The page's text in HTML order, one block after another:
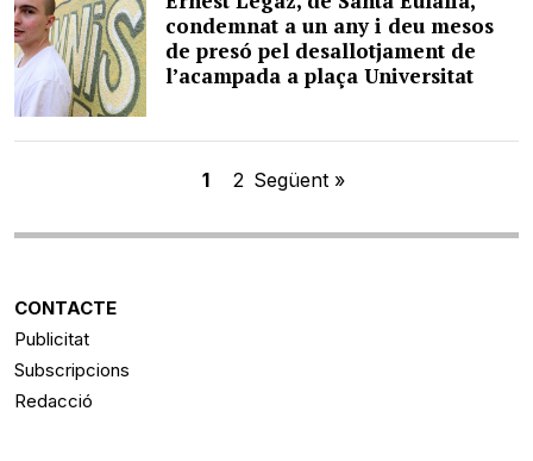
condemnat a un any i deu mesos
de presó pel desallotjament de
l’acampada a plaça Universitat
1 2 Següent »
CONTACTE
Publicitat
Subscripcions
Redacció